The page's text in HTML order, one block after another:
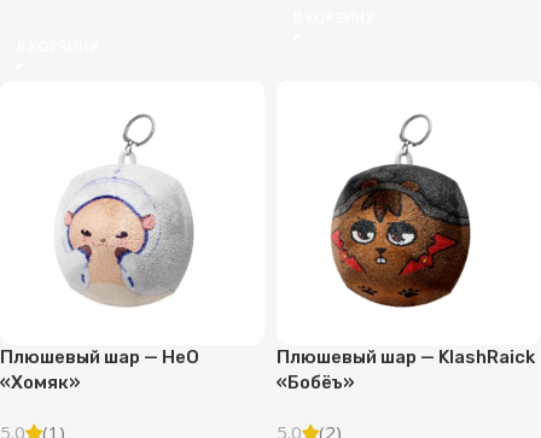
Плюшевый шар — HeO
«Хомяк»
5.0
(1)
Плюшевый шар — KlashRaick
«Бобёъ»
5.0
(2)